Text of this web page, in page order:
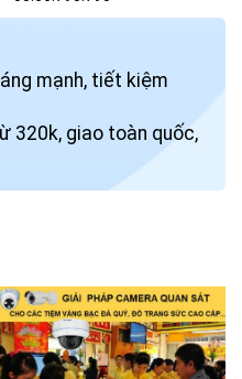
mạnh, tiết kiệm
320k, giao toàn quốc,